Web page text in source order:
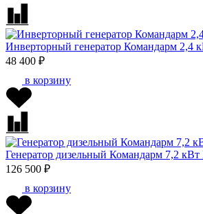
Инверторный генератор Командарм 2,4
48 400 ₽
в корзину
Генератор дизельный Командарм 7,2
126 500 ₽
в корзину